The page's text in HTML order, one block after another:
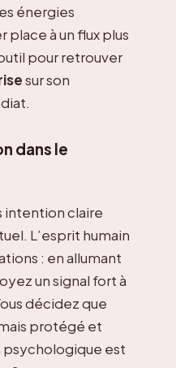
énergies
place à un flux plus
pour retrouver
sur son
dans le
intention claire
L’esprit humain
: en allumant
un signal fort à
décidez que
protégé et
est